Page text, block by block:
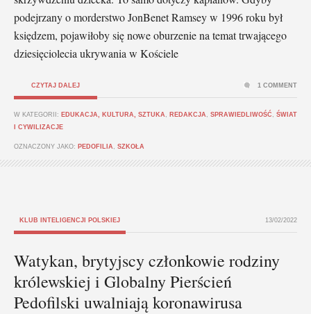
podejrzany o morderstwo JonBenet Ramsey w 1996 roku był
księdzem, pojawiłoby się nowe oburzenie na temat trwającego
dziesięciolecia ukrywania w Kościele
CZYTAJ DALEJ
W KATEGORII: EDUKACJA, KULTURA, SZTUKA REDAKCJA SPRAWIEDLIWOŚĆ
ŚWIAT
I CYWILIZACJE
OZNACZONY JAKO: PEDOFILIA SZKOŁA
1 COMMENT
KLUB INTELIGENCJI POLSKIEJ 13/02/2022
Watykan, brytyjscy członkowie rodziny
królewskiej i Globalny Pierścień
Pedofilski uwalniają koronawirusa